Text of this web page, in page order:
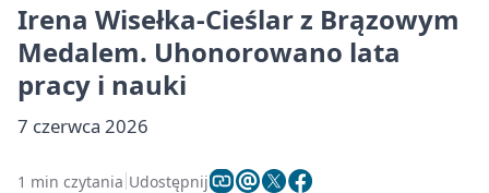
Irena Wisełka-Cieślar z Brązowym
Medalem. Uhonorowano lata
pracy i nauki
7 czerwca 2026
1 min czytania Udostępnij